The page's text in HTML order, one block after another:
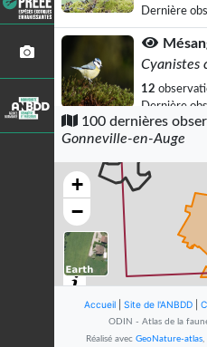
Dernière
Cyanistes
12
Dernière
Pigeon
Columba
11
Dernière
Erithacus
10
100 dernières
Gonneville-en-Auge
+
−
Accueil Site de l'ANBDD
ODIN - Atlas de la
Réalisé avec GeoNature-atlas,